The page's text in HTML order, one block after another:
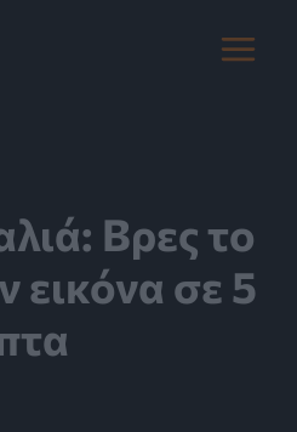
Main
Βρες το
εικόνα σε 5